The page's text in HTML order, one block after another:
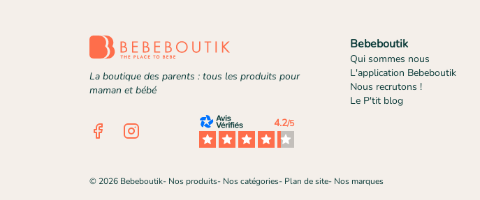
La boutique des parents : tous les produits pour
maman et bébé
FacebookInstagram 4.2/5
Bebeboutik
Qui sommes nous
L'application Bebeboutik
Nous recrutons !
Le P'tit blog
© 2026 Bebeboutik- Nos produits- Nos catégories- Plan de site- Nos marques